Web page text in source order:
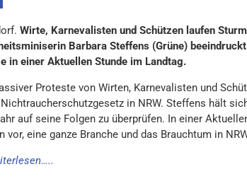
Wirte, Karnevalisten und Schützen laufen
Barbara Steffens (Grüne)
in einer Aktuellen Stunde im Landtag.
Proteste von Wirten, Karnevalisten und
in NRW. Steffens hält
auf seine Folgen zu überprüfen. In einer
vor, eine ganze Branche und das Brauchtum in